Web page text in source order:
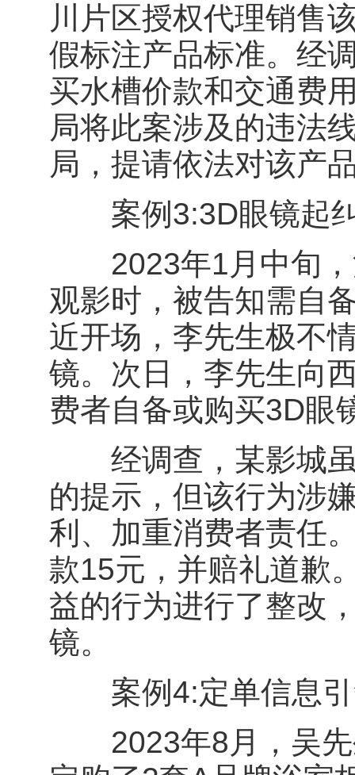
川片区授权代理销售
假标注产品标准。经
买水槽价款和交通费
局将此案涉及的违法
局，提请依法对该产
案例3:3D眼镜起
2023年1月中旬，
观影时，被告知需自
近开场，李先生极不
镜。次日，李先生向
费者自备或购买3D眼
经调查，某影城虽
的提示，但该行为涉
利、加重消费者责任
款15元，并赔礼道歉
益的行为进行了整改
镜。
案例4:定单信息引
2023年8月，吴先